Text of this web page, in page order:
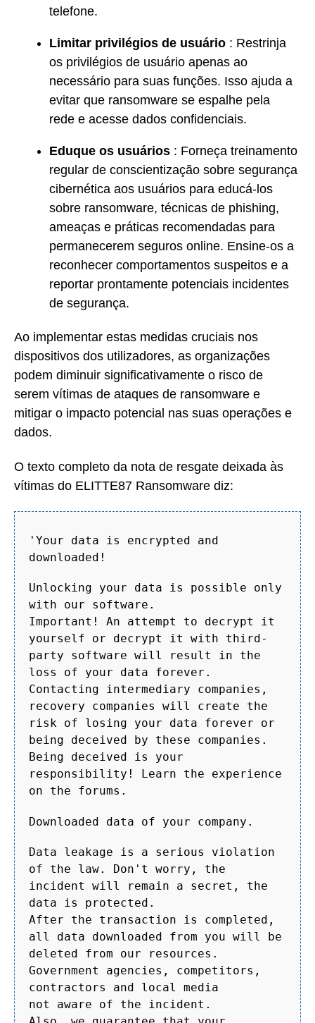
telefone.
Limitar privilégios de usuário : Restrinja
os privilégios de usuário apenas ao
necessário para suas funções. Isso ajuda a
evitar que ransomware se espalhe pela
rede e acesse dados confidenciais.
Eduque os usuários : Forneça treinamento
regular de conscientização sobre segurança
cibernética aos usuários para educá-los
sobre ransomware, técnicas de phishing,
ameaças e práticas recomendadas para
permanecerem seguros online. Ensine-os a
reconhecer comportamentos suspeitos e a
reportar prontamente potenciais incidentes
de segurança.
Ao implementar estas medidas cruciais nos
dispositivos dos utilizadores, as organizações
podem diminuir significativamente o risco de
serem vítimas de ataques de ransomware e
mitigar o impacto potencial nas suas operações e
dados.
O texto completo da nota de resgate deixada às
vítimas do ELITTE87 Ransomware diz:
'Your data is encrypted and
downloaded!
Unlocking your data is possible only
with our software.
Important! An attempt to decrypt it
yourself or decrypt it with third-
party software will result in the
loss of your data forever.
Contacting intermediary companies,
recovery companies will create the
risk of losing your data forever or
being deceived by these companies.
Being deceived is your
responsibility! Learn the experience
on the forums.
Downloaded data of your company.
Data leakage is a serious violation
of the law. Don't worry, the
incident will remain a secret, the
data is protected.
After the transaction is completed,
all data downloaded from you will be
deleted from our resources.
Government agencies, competitors,
contractors and local media
not aware of the incident.